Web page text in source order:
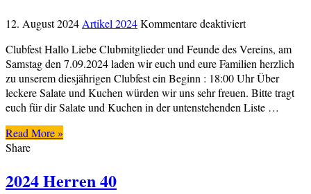
12. August 2024Artikel 2024Kommentare deaktiviertfür
Clubfest
Clubfest Hallo Liebe Clubmitglieder und Feunde des Vereins, am
Samstag den 7.09.2024 laden wir euch und eure Familien herzlich
zu unserem diesjährigen Clubfest ein Beginn : 18:00 Uhr Über
leckere Salate und Kuchen würden wir uns sehr freuen. Bitte tragt
euch für dir Salate und Kuchen in der untenstehenden Liste …
Read More »
Share
2024 Herren 40